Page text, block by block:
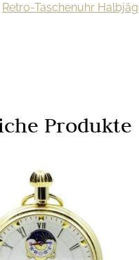
Retro-Taschenuhr
Produkte